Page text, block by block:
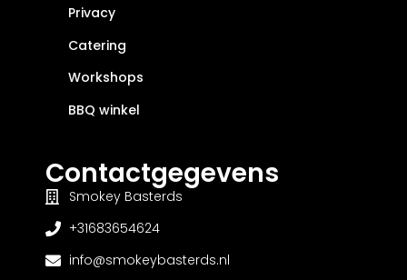
Privacy
Catering
Workshops
BBQ winkel
Contactgegevens
Smokey Basterds
+31683654624
info@smokeybasterds.nl